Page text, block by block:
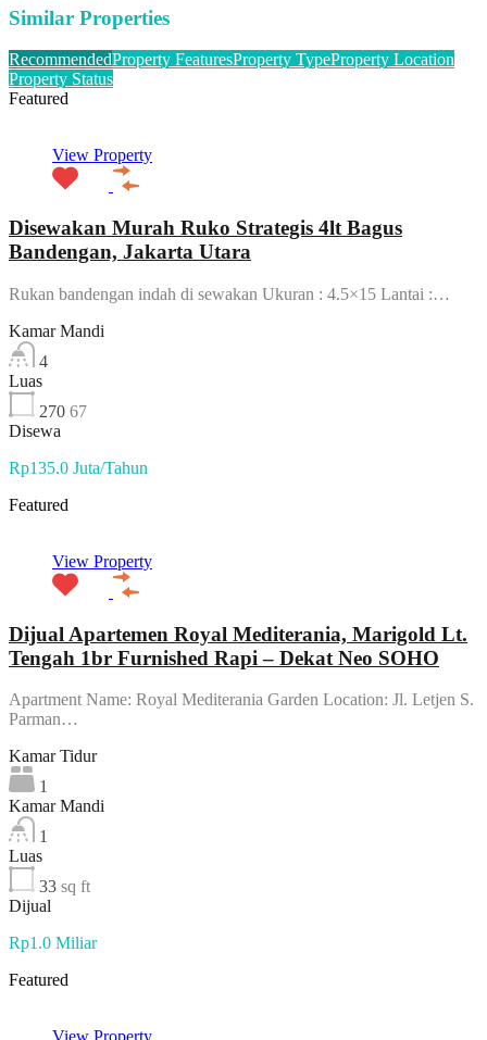
Similar Properties
RecommendedProperty FeaturesProperty TypeProperty Location
Property Status
Featured
View Property
Disewakan Murah Ruko Strategis 4lt Bagus
Bandengan, Jakarta Utara
Rukan bandengan indah di sewakan Ukuran : 4.5×15 Lantai :…
Kamar Mandi
4
Luas
270 67
Disewa
Rp135.0 Juta/Tahun
Featured
View Property
Dijual Apartemen Royal Mediterania, Marigold Lt.
Tengah 1br Furnished Rapi – Dekat Neo SOHO
Apartment Name: Royal Mediterania Garden Location: Jl. Letjen S.
Parman…
Kamar Tidur
1
Kamar Mandi
1
Luas
33 sq ft
Dijual
Rp1.0 Miliar
Featured